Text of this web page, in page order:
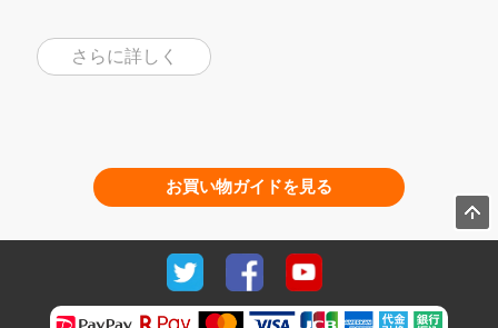
さらに詳しく
お買い物ガイドを見る